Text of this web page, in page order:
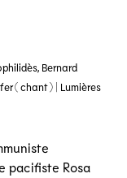
Bernard
( chant ) | Lumières
pacifiste Rosa